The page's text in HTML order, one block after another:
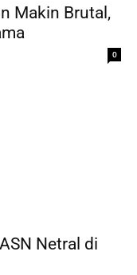
Makin Brutal,
0
Netral di